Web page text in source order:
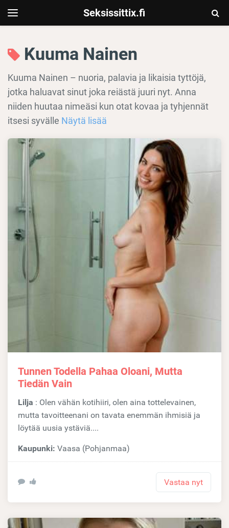
navigation
Seksissittix.fi
Kuuma Nainen
Kuuma Nainen – nuoria, palavia ja likaisia tyttöjä,
jotka haluavat sinut joka reiästä juuri nyt. Anna
niiden huutaa nimeäsi kun otat kovaa ja tyhjennät
itsesi syvälle Näytä lisää
Tunnen Todella Pahaa Oloani, Mutta
Tiedän Vain
Lilja : Olen vähän kotihiiri, olen aina tottelevainen,
mutta tavoitteenani on tavata enemmän ihmisiä ja
löytää uusia ystäviä....
Kaupunki: Vaasa (Pohjanmaa)
Vastaa nyt